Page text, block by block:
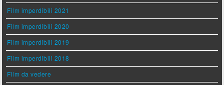
Film imperdibili 2021
Film imperdibili 2020
Film imperdibili 2019
Film imperdibili 2018
Film da vedere